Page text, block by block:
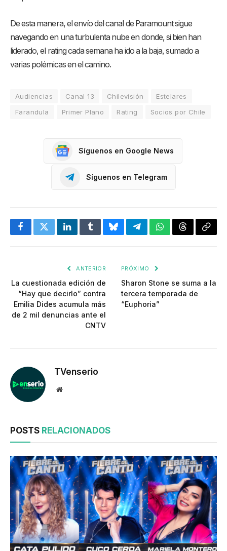
De esta manera, el envío del canal de Paramount sigue
navegando en una turbulenta nube en donde, si bien han
liderado, el rating cada semana ha ido a la baja, sumado a
varias polémicas en el camino.
Audiencias Canal 13 Chilevisión
Estelares
Farandula
Primer Plano Rating Socios por Chile
Síguenos en Google News
Síguenos en Telegram
FacebookTwitterLinkedInTumblrBlueskyTelegramWhatsApp
Threads
ANTERIOR
La cuestionada edición de
“Hay que decirlo” contra
Emilia Dides acumula más
de 2 mil denuncias ante el
CNTV
PRÓXIMO
Sharon Stone se suma a la
tercera temporada de
“Euphoria”
TVenserio
Website
POSTS RELACIONADOS